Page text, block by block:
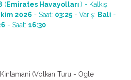
(Emirates Havayolları ) - Kalkış:
2026 - Saat: 03:25 - Varış: Bali -
- Saat: 16:30
Kintamani (Volkan Turu - Ögle